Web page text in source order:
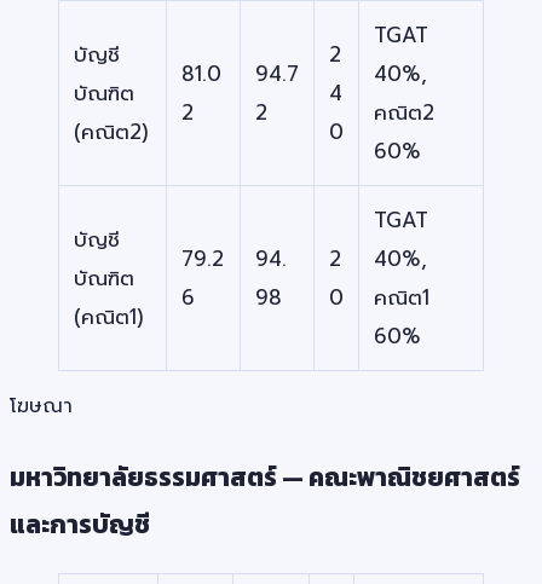
บัญชี
บัณฑิต
(คณิต2)
81.0
2
94.7
2
2
4
0
TGAT
40%,
คณิต2
60%
บัญชี
บัณฑิต
(คณิต1)
79.2
6
94.
98
2
0
TGAT
40%,
คณิต1
60%
โฆษณา
มหาวิทยาลัยธรรมศาสตร์ — คณะพาณิชยศาสตร์
และการบัญชี